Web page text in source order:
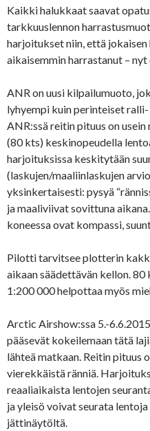
Kaikki halukkaat saavat
tarkkuuslennon
harjoitukset niin, että
aikaisemmin harrastanut –
ANR on uusi kilpailumuoto,
lyhyempi kuin perinteiset
ANR:ssä reitin pituus on
(80 kts) keskinopeudella
harjoituksissa keskitytään
(laskujen/maaliinlaskujen
yksinkertaisesti: pysyä
ja maaliviivat sovittuna
koneessa ovat kompassi,
Pilotti tarvitsee plotterin
aikaan säädettävän kellon.
1:200 000 helpottaa myös
Arctic Airshow:ssa 5.-
pääsevät kokeilemaan tätä
lähteä matkaan. Reitin pituus
vierekkäistä ränniä.
reaaliaikaista lentojen
ja yleisö voivat seurata
jättinäytöltä.